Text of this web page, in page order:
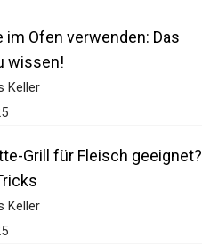
im Ofen verwenden: Das
wissen!
Keller
Grill für Fleisch geeignet?
Keller